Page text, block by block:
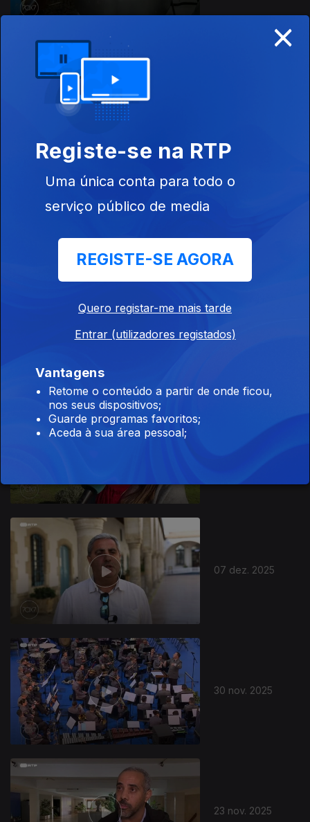
21 dez. 2025
07 dez. 2025
30 nov. 2025
892924
23 nov. 2025
×
Registe-se na RTP
Uma única conta para todo o
serviço público de media
REGISTE-SE AGORA
Quero registar-me mais tarde
Entrar (utilizadores registados)
Vantagens
Retome o conteúdo a partir de onde ficou,
nos seus dispositivos;
Guarde programas favoritos;
Aceda à sua área pessoal;